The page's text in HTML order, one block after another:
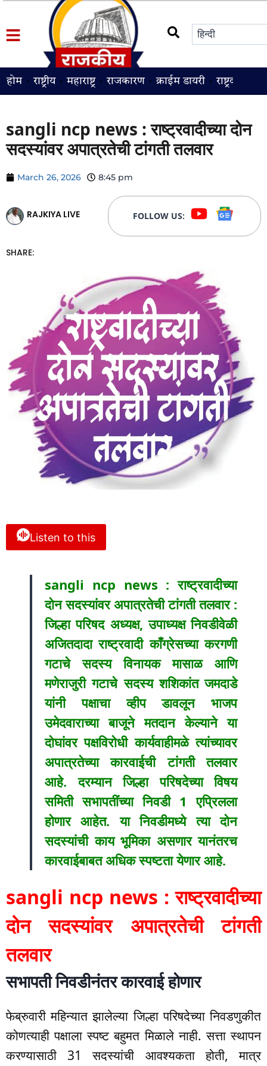
होम राष्ट्रीय महाराष्ट्र राजकारण क्राईम डायरी राष्ट्रवादी
sangli ncp news : राष्ट्रवादीच्या दोन
सदस्यांवर अपात्रतेची टांगती तलवार
March 26, 2026 8:45 pm
RAJKIYA LIVE FOLLOW US:
SHARE:
Listen to this
sangli ncp news : राष्ट्रवादीच्या
दोन सदस्यांवर अपात्रतेची टांगती तलवार :
जिल्हा परिषद अध्यक्ष, उपाध्यक्ष निवडीवेळी
अजितदादा राष्ट्रवादी काँग्रेसच्या करगणी
गटाचे सदस्य विनायक मासाळ आणि
मणेराजुरी गटाचे सदस्य शशिकांत जमदाडे
यांनी पक्षाचा व्हीप डावलून भाजप
उमेदवाराच्या बाजूने मतदान केल्याने या
दोघांवर पक्षविरोधी कार्यवाहीमळे त्यांच्यावर
अपात्रतेच्या कारवाईची टांगती तलवार
आहे. दरम्यान जिल्हा परिषदेच्या विषय
समिती सभापतींच्या निवडी 1 एप्रिलला
होणार आहेत. या निवडीमध्ये त्या दोन
सदस्यांची काय भूमिका असणार यानंतरच
कारवाईबाबत अधिक स्पष्टता येणार आहे.
sangli ncp news : राष्ट्रवादीच्या
दोन सदस्यांवर अपात्रतेची टांगती
तलवार
सभापती निवडीनंतर कारवाई होणार
फेब्रुवारी महिन्यात झालेल्या जिल्हा परिषदेच्या निवडणुकीत
कोणत्याही पक्षाला स्पष्ट बहुमत मिळाले नाही. सत्ता स्थापन
करण्यासाठी 31 सदस्यांची आवश्यकता होती, मात्र